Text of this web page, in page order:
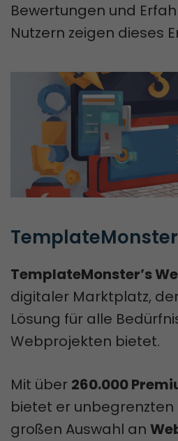
Bewertungen und
Nutzern zeigen dieses
TemplateMonster’s
digitaler Marktplatz,
Lösung für alle
Webprojekten bietet.
Mit über 260.000
bietet er unbegrenzten
großen Auswahl an